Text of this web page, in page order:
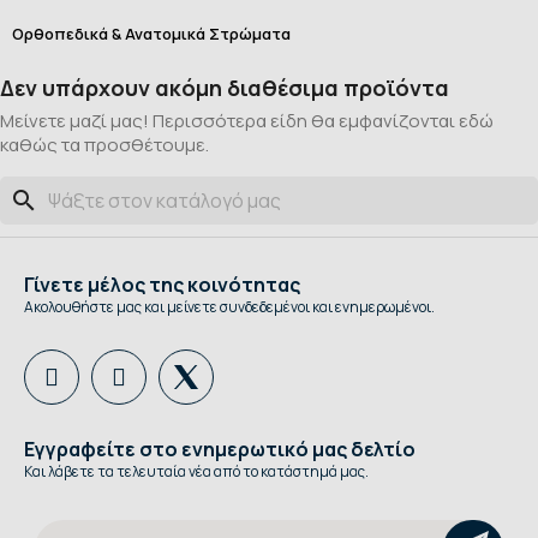
Ορθοπεδικά & Ανατομικά Στρώματα
Δεν υπάρχουν ακόμη διαθέσιμα προϊόντα
Μείνετε μαζί μας! Περισσότερα είδη θα εμφανίζονται εδώ
καθώς τα προσθέτουμε.
search
Γίνετε μέλος της κοινότητας
Ακολουθήστε μας και μείνετε συνδεδεμένοι και ενημερωμένοι.
Εγγραφείτε στο ενημερωτικό μας δελτίο
Και λάβετε τα τελευταία νέα από το κατάστημά μας.